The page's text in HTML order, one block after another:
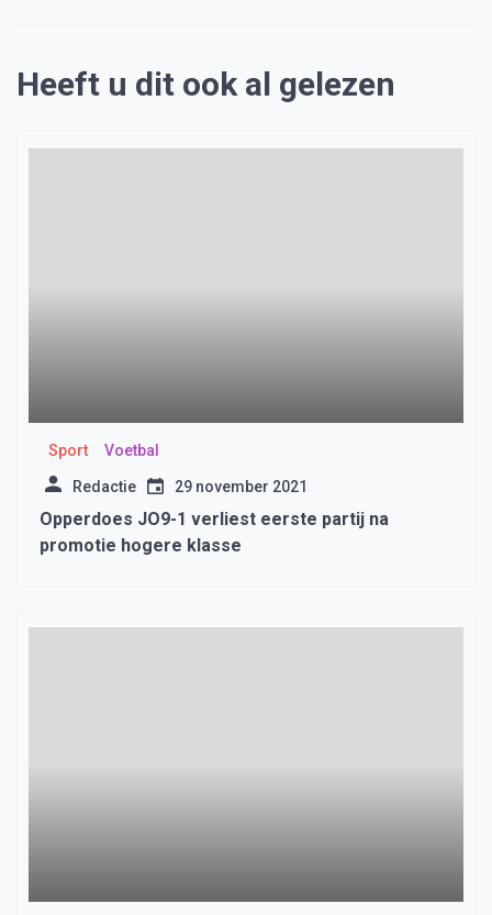
Heeft u dit ook al gelezen
Sport Voetbal
Redactie 29 november 2021
Opperdoes JO9-1 verliest eerste partij na
promotie hogere klasse